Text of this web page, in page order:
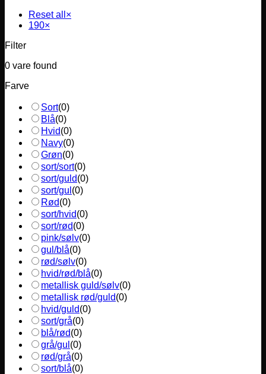
Reset all ×
190×
Filter
0 vare found
Farve
Sort(0)
Blå(0)
Hvid(0)
Navy(0)
Grøn(0)
sort/sort(0)
sort/guld(0)
sort/gul (0)
Rød(0)
sort/hvid(0)
sort/rød(0)
pink/sølv(0)
gul/blå(0)
rød/sølv(0)
hvid/rød/blå(0)
metallisk guld/sølv(0)
metallisk rød/guld(0)
hvid/guld(0)
sort/grå(0)
blå/rød(0)
grå/gul (0)
rød/grå(0)
sort/blå(0)